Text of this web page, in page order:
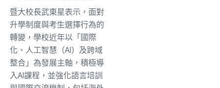
暨大校長武東星表示，面對
升學制度與考生選擇行為的
轉變， 學校近年以「國際
化、人工智慧（AI）及跨域
整合」為發展主軸， 積極導
入AI課程，並強化語言培訓